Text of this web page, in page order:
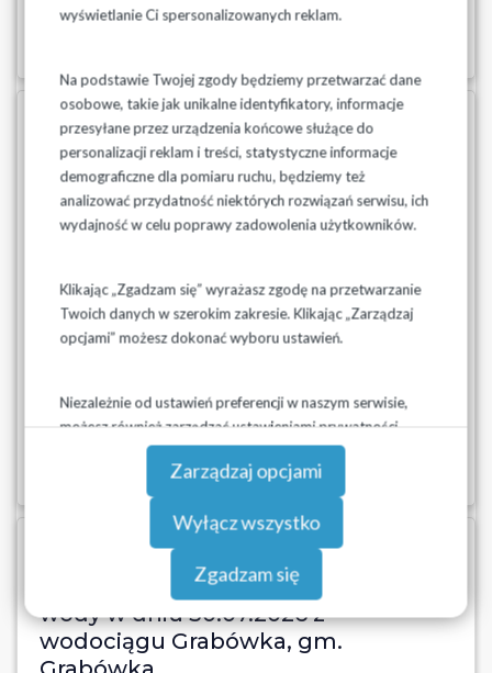
wyświetlanie Ci spersonalizowanych reklam.
Na podstawie Twojej zgody będziemy przetwarzać dane
osobowe, takie jak unikalne identyfikatory, informacje
przesyłane przez urządzenia końcowe służące do
personalizacji reklam i treści, statystyczne informacje
demograficzne dla pomiaru ruchu, będziemy też
analizować przydatność niektórych rozwiązań serwisu, ich
wydajność w celu poprawy zadowolenia użytkowników.
Klikając „Zgadzam się” wyrażasz zgodę na przetwarzanie
Twoich danych w szerokim zakresie. Klikając „Zarządzaj
opcjami” możesz dokonać wyboru ustawień.
Niezależnie od ustawień preferencji w naszym serwisie,
możesz również zarządzać ustawieniami prywatności
swojej przeglądarki. Więcej informacji o przetwarzaniu
danych znajdziesz wPolityce prywatności.
Zarządzaj opcjami
Wyłącz wszystko
Zgadzam się
Czytaj więcej
30-07-2026
Komunikat o przerwie w dostawie
wody w dniu 30.07.2026r z
wodociągu Grabówka, gm.
Grabówka
Wodociągi Podlaskie Sp. z o.o. informują o przerwach w
dostawie wody z wodociągu Grabówka, gm. Grabówka w
dniu 30.07.2026r. w godz. 10:30-12:00 spowodowane
Zaścianki ...
Czytaj więcej
Komunikat o przerwie w dostawie
wody w dniu 30.07.2026 z
wodociągu Grabówka, gm.